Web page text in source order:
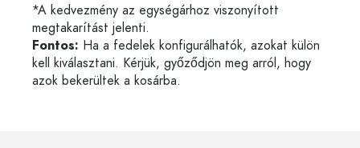
*A kedvezmény az egységárhoz viszonyított
megtakarítást jelenti.
Fontos: Ha a fedelek konfigurálhatók, azokat külön
kell kiválasztani. Kérjük, győződjön meg arról, hogy
azok bekerültek a kosárba.